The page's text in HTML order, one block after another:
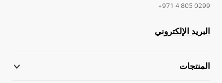
0299 805 4 971+
البريد الإلكتروني
المنتجات